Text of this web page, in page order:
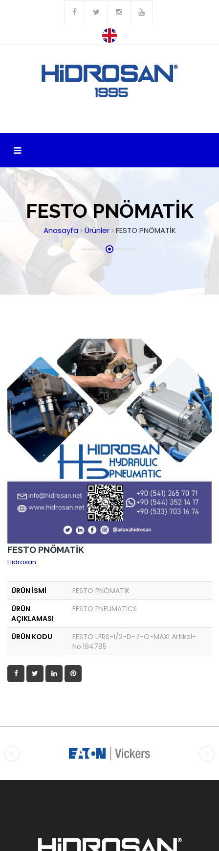
FESTO PNÖMATİK
Anasayfa Ürünler FESTO PNÖMATİK
FESTO PNÖMATİK
Hidrosan
ÜRÜN İSMİ
FESTO PNÖMATİK
ÜRÜN
AÇIKLAMASI
FESTO PNEUMATICS
ÜRÜN KODU
FESTO LFRS-1/2-D-7-O-MAXI Artikel-
No:194785